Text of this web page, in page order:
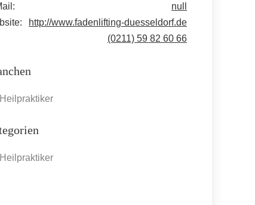
null
http://www.fadenlifting-duesseldorf.de
(0211) 59 82 60 66